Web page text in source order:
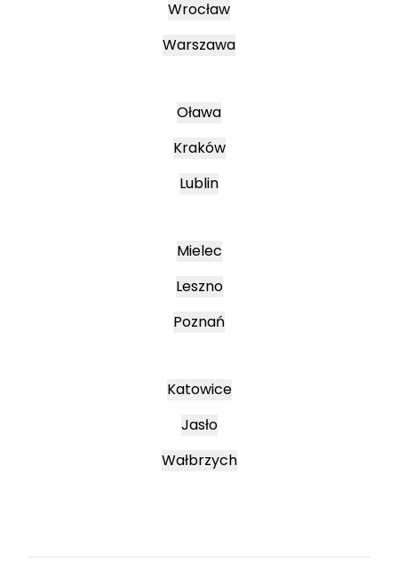
Wrocław
Warszawa
Oława
Kraków
Lublin
Mielec
Leszno
Poznań
Katowice
Jasło
Wałbrzych